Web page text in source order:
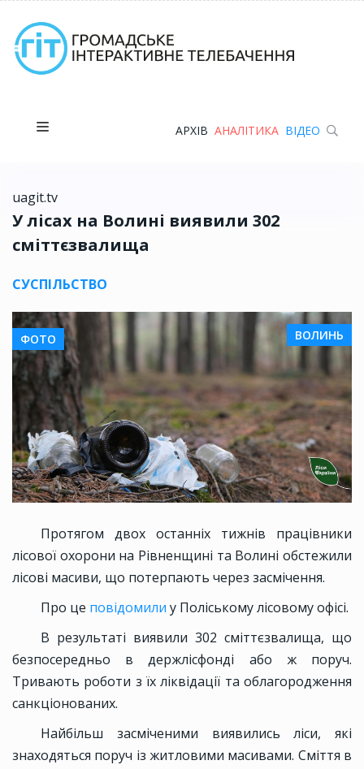
АРХІВ АНАЛІТИКА ВІДЕО
uagit.tv
У лісах на Волині виявили 302
сміттєзвалища
СУСПІЛЬСТВО
ФОТО ВОЛИНЬ
Протягом двох останніх тижнів працівники
лісової охорони на Рівненщині та Волині обстежили
лісові масиви, що потерпають через засмічення.
Про це повідомили у Поліському лісовому офісі.
В результаті виявили 302 сміттєзвалища, що
безпосередньо в держлісфонді або ж поруч.
Тривають роботи з їх ліквідації та облагородження
санкціонованих.
Найбільш засміченими виявились ліси, які
знаходяться поруч із житловими масивами. Сміття в